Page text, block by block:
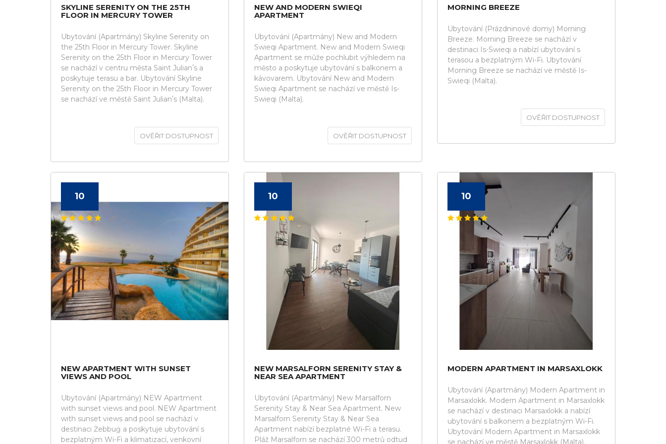
SKYLINE SERENITY ON THE 25TH
FLOOR IN MERCURY TOWER
Ubytování (Apartmány) Skyline Serenity on
the 25th Floor in Mercury Tower. Skyline
Serenity on the 25th Floor in Mercury Tower
se nachází v centru města Saint Julianʼs a
poskytuje terasu a bar. Ubytování Skyline
Serenity on the 25th Floor in Mercury Tower
se nachází ve městě Saint Julianʼs (Malta).
OVĚŘIT DOSTUPNOST
NEW AND MODERN SWIEQI
APARTMENT
Ubytování (Apartmány) New and Modern
Swieqi Apartment. New and Modern Swieqi
Apartment se může pochlubit výhledem na
město a poskytuje ubytování s balkonem a
kávovarem. Ubytování New and Modern
Swieqi Apartment se nachází ve městě Is-
Swieqi (Malta).
OVĚŘIT DOSTUPNOST
MORNING BREEZE
Ubytování (Prázdninové domy) Morning
Breeze. Morning Breeze se nachází v
destinaci Is-Swieqi a nabízí ubytování s
terasou a bezplatným Wi-Fi. Ubytování
Morning Breeze se nachází ve městě Is-
Swieqi (Malta).
OVĚŘIT DOSTUPNOST
10
NEW APARTMENT WITH SUNSET
VIEWS AND POOL
Ubytování (Apartmány) NEW Apartment
with sunset views and pool. NEW Apartment
with sunset views and pool se nachází v
destinaci Żebbuġ a poskytuje ubytování s
bezplatným Wi-Fi a klimatizací, venkovní
10
NEW MARSALFORN SERENITY STAY &
NEAR SEA APARTMENT
Ubytování (Apartmány) New Marsalforn
Serenity Stay & Near Sea Apartment. New
Marsalforn Serenity Stay & Near Sea
Apartment nabízí bezplatné Wi-Fi a terasu.
Pláž Marsalforn se nachází 300 metrů odtud
10
MODERN APARTMENT IN MARSAXLOKK
Ubytování (Apartmány) Modern Apartment in
Marsaxlokk. Modern Apartment in Marsaxlokk
se nachází v destinaci Marsaxlokk a nabízí
ubytování s balkonem a bezplatným Wi-Fi.
Ubytování Modern Apartment in Marsaxlokk
se nachází ve městě Marsaxlokk (Malta).